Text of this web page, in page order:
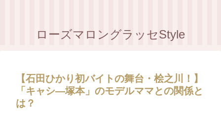
ローズマロングラッセStyle
【石田ひかり初バイトの舞台・桧之川！】
「キャシ―塚本」のモデルママとの関係と
は？